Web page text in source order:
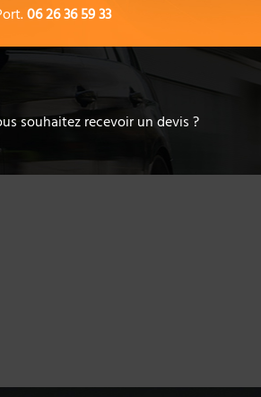
06 26 36 59 33
souhaitez recevoir un devis ?